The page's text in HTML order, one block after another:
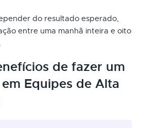
do resultado esperado,
entre uma manhã inteira e oito
de fazer um
Equipes de Alta